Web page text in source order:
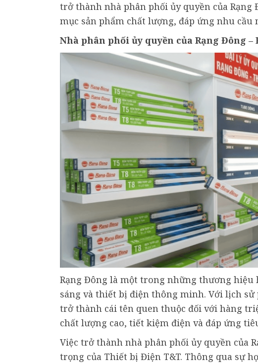
trở thành nhà phân phối ủy quyền của
mục sản phẩm chất lượng, đáp ứng nhu cầu
Nhà phân phối ủy quyền của Rạng Đông
Rạng Đông là một trong những thương
sáng và thiết bị điện thông minh. Với lịch
trở thành cái tên quen thuộc đối với hàng
chất lượng cao, tiết kiệm điện và đáp ứng
Việc trở thành nhà phân phối ủy quyền của
trọng của Thiết bị Điện T&T. Thông qua sự